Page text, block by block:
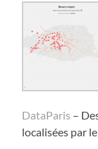
DataParis –
localisées par